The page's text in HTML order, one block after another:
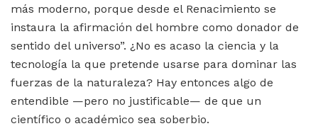
más moderno, porque desde el Renacimiento se
instaura la afirmación del hombre como donador de
sentido del universo”. ¿No es acaso la ciencia y la
tecnología la que pretende usarse para dominar las
fuerzas de la naturaleza? Hay entonces algo de
entendible —pero no justificable— de que un
científico o académico sea soberbio.